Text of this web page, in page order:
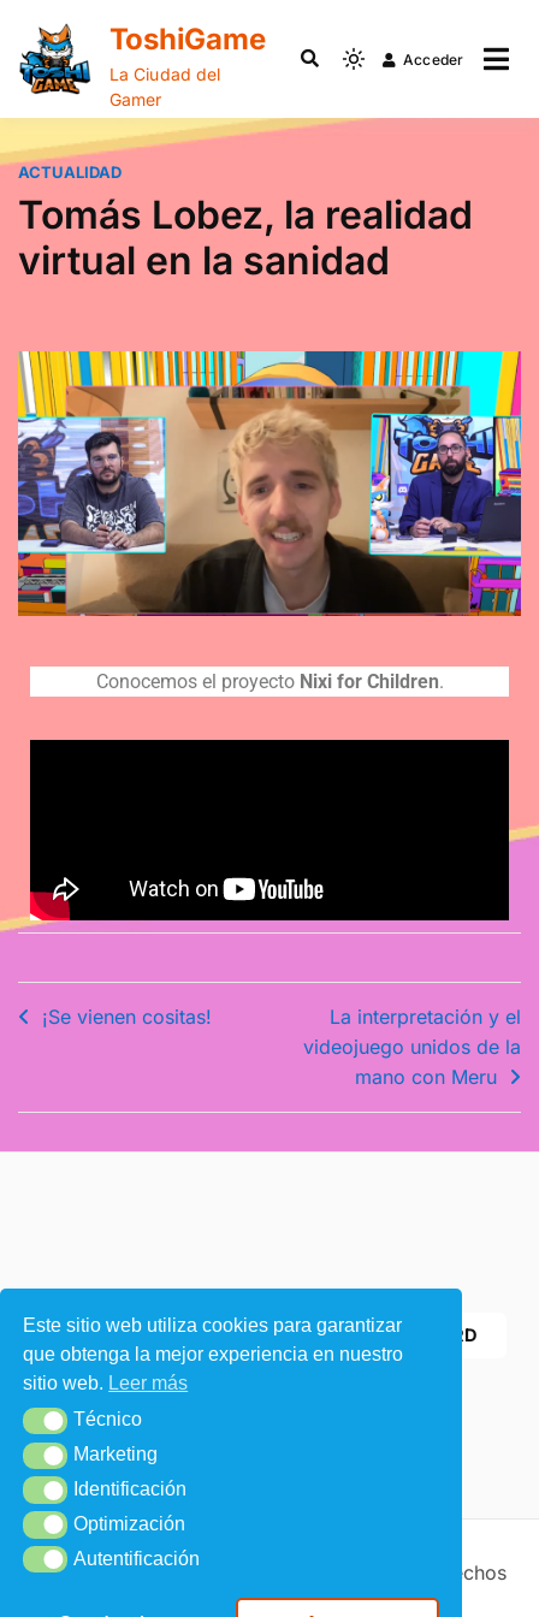
ToshiGame
La Ciudad del
Gamer
Acceder
ACTUALIDAD
Tomás Lobez, la realidad
virtual en la sanidad
por
Toshigame
13,
2024
Conocemos el proyecto Nixi for Children.
Publicado
en
¡Se vienen cositas!
La interpretación y el
videojuego unidos de la
mano con Meru
1) Únete como
VOLUNTARIO
2) Entra enDISCORD
Copyright © 2026
| Todos los derechos
reservados
Este sitio web utiliza cookies para garantizar
que obtenga la mejor experiencia en nuestro
sitio web. Leer más
TécnicoTécnico
MarketingMarketing
Identificación
Identificación
Optimización
Optimización
Autentificación
Autentificación